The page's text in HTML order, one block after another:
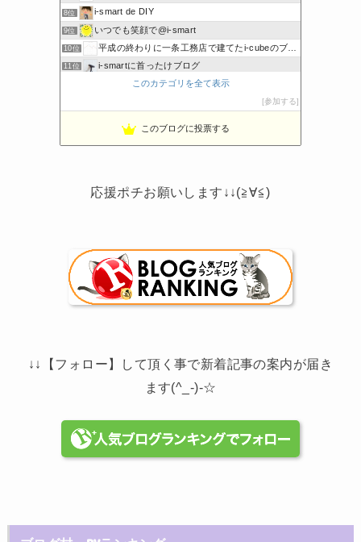
8位 i-smart de DIY
9位 いつでも笑顔で@i-smart
10位 平成の終わりに一条工務店で建てたi-cubeのブログ
11位 i-smartに首ったけブログ
節約しないエコライフ
わたしの家づくり│ハウスメーカーで注文住宅を建てよう
このカテゴリを全て表示
参加する
このブログに投票する
応援ポチお願いします↓↓(≧∀≦)
↓↓【フォロー】して頂く事で新着記事の案内が届き
ます(^_-)-☆